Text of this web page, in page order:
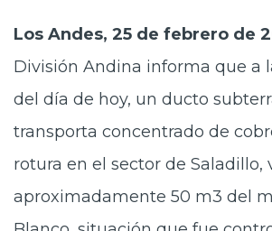
Los Andes, 25 de febrero de
División Andina informa que a
del día de hoy, un ducto
transporta concentrado de
rotura en el sector de Saladillo,
aproximadamente 50 m3 del